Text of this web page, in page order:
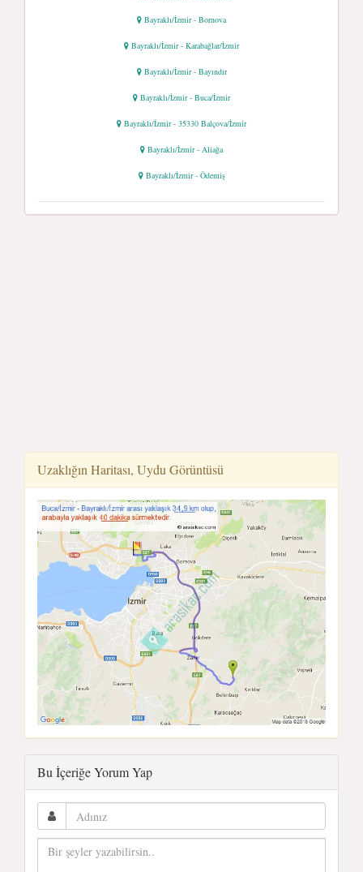
Bayraklı/İzmir - Bornova
Bayraklı/İzmir - Karabağlar/İzmir
Bayraklı/İzmir - Bayındır
Bayraklı/İzmir - Buca/İzmir
Bayraklı/İzmir - 35330 Balçova/İzmir
Bayraklı/İzmir - Aliağa
Bayraklı/İzmir - Ödemiş
Uzaklığın Haritası, Uydu Görüntüsü
Bu İçeriğe Yorum Yap